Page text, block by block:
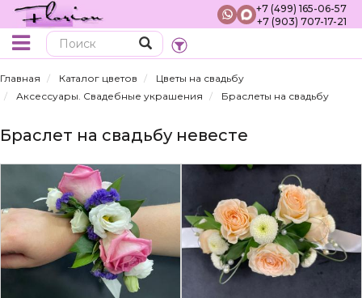
+7 (499) 165-06-57
+7 (903) 707-17-21
Главная Каталог цветов
Цветы на свадьбу
Аксессуары. Свадебные украшения
Браслеты на свадьбу
Браслет на свадьбу невесте